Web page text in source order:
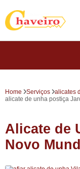
Home Serviços alicates
alicate de unha postiça
Alicate de
Novo